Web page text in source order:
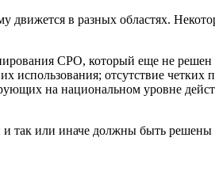
движется в разных областях.
СРО, который еще не решен
отсутствие четких
на национальном уровне
так или иначе должны быть